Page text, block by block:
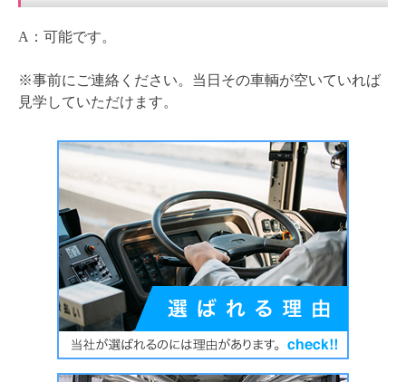
A：可能です。
※事前にご連絡ください。当日その車輌が空いていれば
見学していただけます。